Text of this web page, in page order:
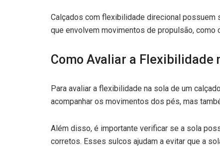
Calçados com flexibilidade direcional possuem
que envolvem movimentos de propulsão, como
Como Avaliar a Flexibilidade
Para avaliar a flexibilidade na sola de um
acompanhar os movimentos dos pés, mas
Além disso, é importante verificar se a sola
corretos. Esses sulcos ajudam a evitar que a